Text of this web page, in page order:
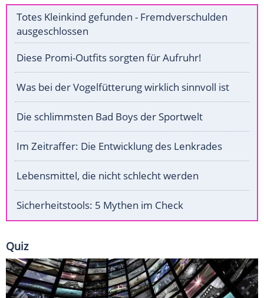
Totes Kleinkind gefunden - Fremdverschulden
ausgeschlossen
Diese Promi-Outfits sorgten für Aufruhr!
Was bei der Vogelfütterung wirklich sinnvoll ist
Die schlimmsten Bad Boys der Sportwelt
Im Zeitraffer: Die Entwicklung des Lenkrades
Lebensmittel, die nicht schlecht werden
Sicherheitstools: 5 Mythen im Check
Quiz